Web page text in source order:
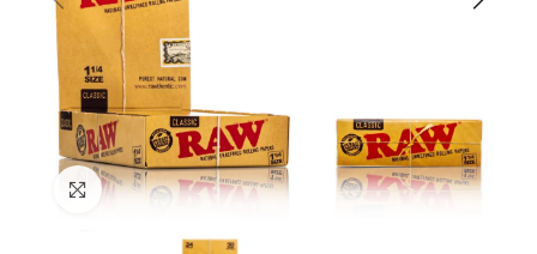
Zum Vergrössern anklicken